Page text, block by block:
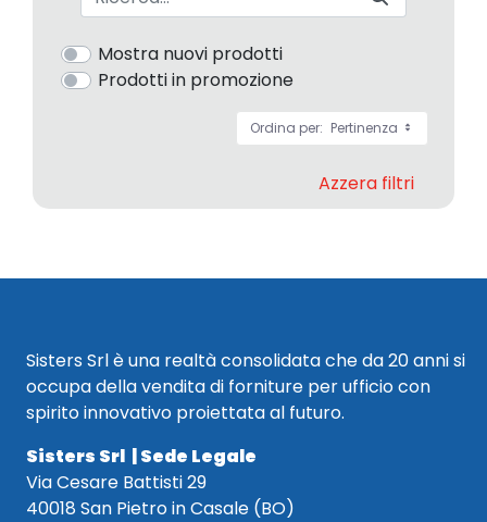
Mostra nuovi prodotti
Prodotti in promozione
Ordina per: Pertinenza
Azzera filtri
Sisters Srl è una realtà consolidata che da 20 anni si
occupa della vendita di forniture per ufficio con
spirito innovativo proiettata al futuro.
Sisters Srl | Sede Legale
Via Cesare Battisti 29
40018 San Pietro in Casale (BO)